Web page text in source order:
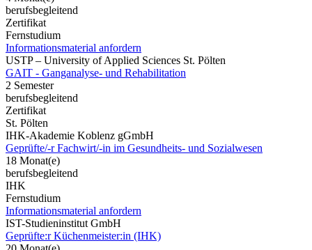
berufsbegleitend
Zertifikat
Fernstudium
Informationsmaterial anfordern
USTP – University of Applied Sciences St. Pölten
GAIT - Ganganalyse- und Rehabilitation
2 Semester
berufsbegleitend
Zertifikat
St. Pölten
IHK-Akademie Koblenz gGmbH
Geprüfte/-r Fachwirt/-in im Gesundheits- und Sozialwesen
18 Monat(e)
berufsbegleitend
IHK
Fernstudium
Informationsmaterial anfordern
IST-Studieninstitut GmbH
Geprüfte:r Küchenmeister:in (IHK)